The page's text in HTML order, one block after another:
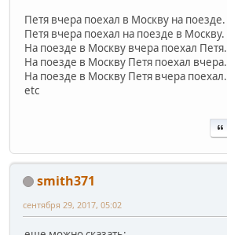
Петя вчера поехал в Москву на поезде.
Петя вчера поехал на поезде в Москву.
На поезде в Москву вчера поехал Петя.
На поезде в Москву Петя поехал вчера.
На поезде в Москву Петя вчера поехал.
etc
smith371
сентября 29, 2017, 05:02